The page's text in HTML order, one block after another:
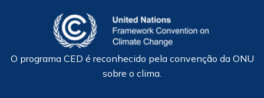
O programa CED é reconhecido pela convenção da ONU
sobre o clima.